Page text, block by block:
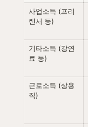
사업소득 (프리
랜서 등)
기타소득 (강연
료 등)
근로소득 (상용
직)